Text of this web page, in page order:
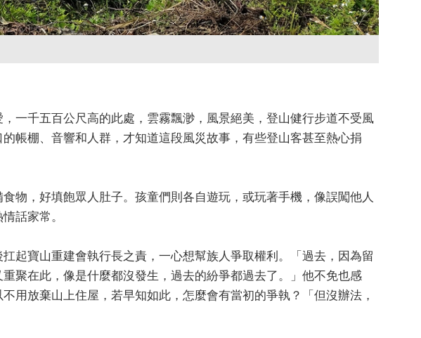
一千五百公尺高的此處，雲霧飄渺，風景絕美，登山健行步道不受風
帳棚、音響和人群，才知道這段風災故事，有些登山客甚至熱心捐
物，好填飽眾人肚子。孩童們則各自遊玩，或玩著手機，像誤闖他人
話家常。
起寶山重建會執行長之責，一心想幫族人爭取權利。「過去，因為留
聚在此，像是什麼都沒發生，過去的紛爭都過去了。」他不免也感
用放棄山上住屋，若早知如此，怎麼會有當初的爭執？「但沒辦法，